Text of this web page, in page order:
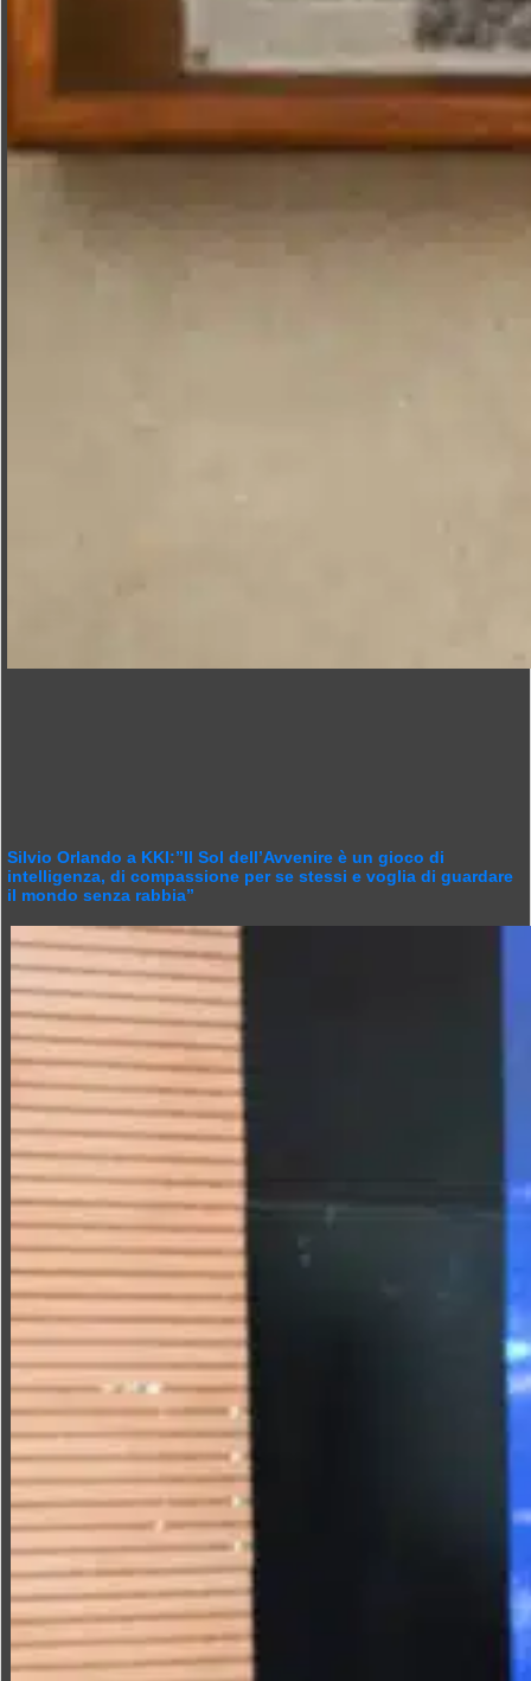
Silvio Orlando a KKI:”Il Sol dell’Avvenire è un gioco di
intelligenza, di compassione per se stessi e voglia di guardare
il mondo senza rabbia”